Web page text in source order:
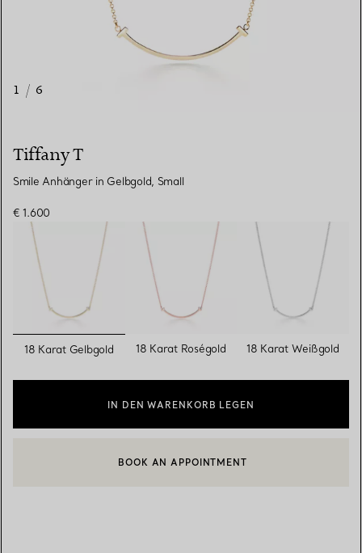
1 / 6
Tiffany T
Smile Anhänger in Gelbgold, Small
€ 1.600
ausgewählt
18 Karat Gelbgold 18 Karat Roségold 18 Karat Weißgold
IN DEN WARENKORB LEGEN
EINEN KUNDENBERATER KONTAKTIEREN ODER EINEN
BOOK AN APPOINTMENT